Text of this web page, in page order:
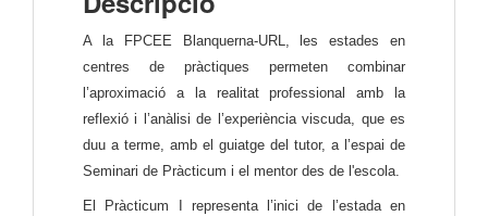
A la FPCEE Blanquerna-URL, les estades en
centres de pràctiques permeten combinar
l’aproximació a la realitat professional amb la
reflexió i l’anàlisi de l’experiència viscuda, que es
duu a terme, amb el guiatge del tutor, a l’espai de
Seminari de Pràcticum i el mentor des de l'escola.
El Pràcticum I representa l’inici de l’estada en